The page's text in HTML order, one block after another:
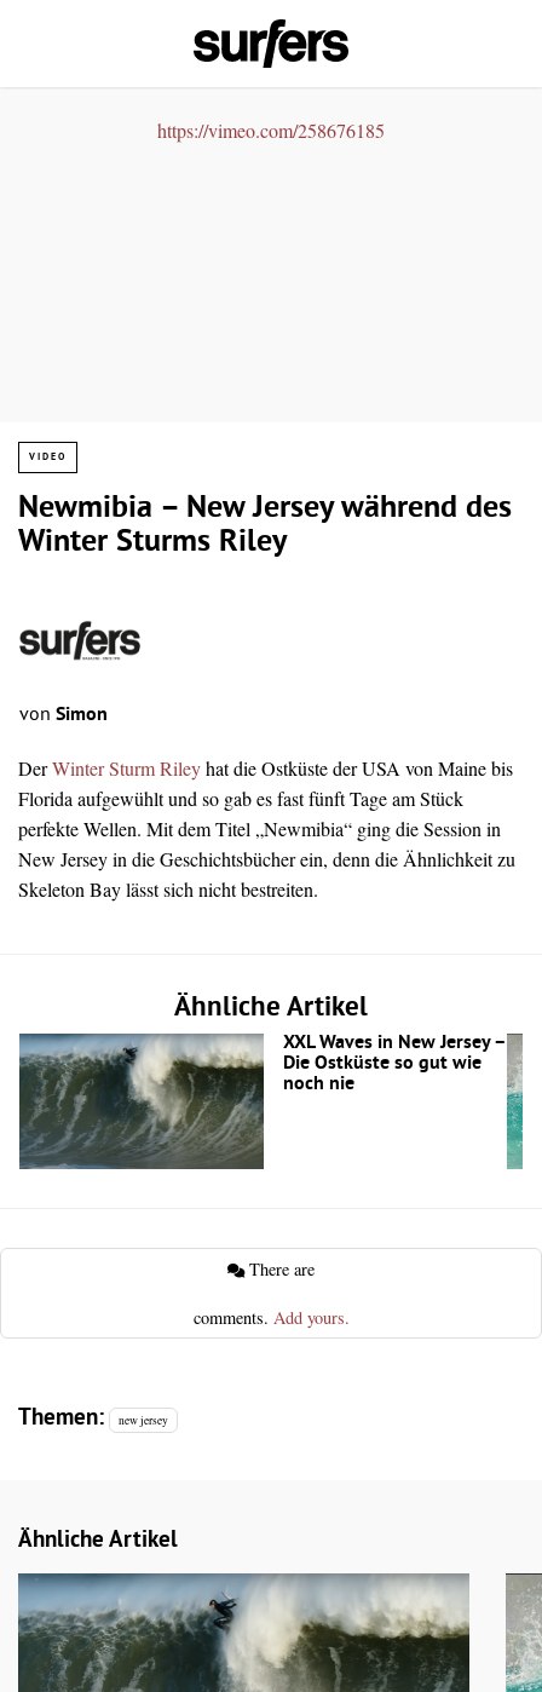
https://vimeo.com/258676185
VIDEO
Newmibia – New Jersey während des
Winter Sturms Riley
von Simon
DerWinter Sturm Rileyhat die Ostküste der USA von Maine bis
Florida aufgewühlt und so gab es fast fünft Tage am Stück
perfekte Wellen. Mit dem Titel „Newmibia“ ging die Session in
New Jersey in die Geschichtsbücher ein, denn die Ähnlichkeit zu
Skeleton Bay lässt sich nicht bestreiten.
Ähnliche Artikel
XXL Waves in New Jersey –
Die Ostküste so gut wie
noch nie
comments. Add yours.
Themen: new jersey
Ähnliche Artikel